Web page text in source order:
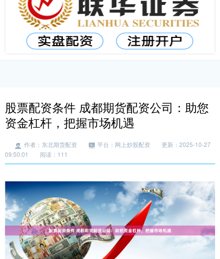
股票配资条件 成都期货配资公司：助您
资金杠杆，把握市场机遇
作者：东北期货配资 平台：网上炒股配资
更新：2025-10-27
09:50:01
阅读：111